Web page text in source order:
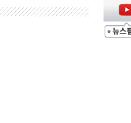
vs 鄭 44.53%